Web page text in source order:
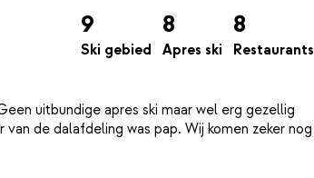
9
Ski gebied
8
Apres ski
8
Restaurants
uitbundige apres ski maar wel erg gezellig
de dalafdeling was pap. Wij komen zeker nog